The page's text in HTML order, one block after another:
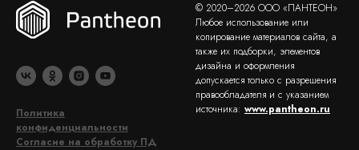
Политика
конфиденциальности
Согласие на обработку ПД
© 2020–2026 ООО «ПАНТЕОН»
Любое использование или
копирование материалов сайта, а
также их подборки, элементов
дизайна и оформления
допускается только с разрешения
правообладателя и с указанием
источника: www.pantheon.ru